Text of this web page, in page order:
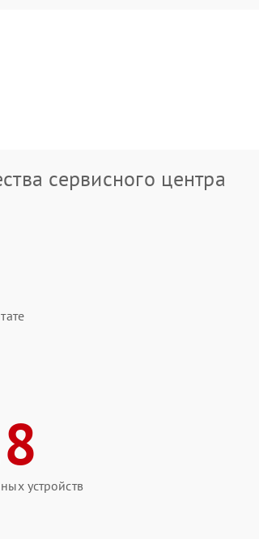
сервисного центра
устройств